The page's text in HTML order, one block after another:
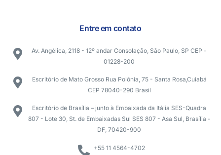
Entre em contato
Av. Angélica, 2118 - 12º andar Consolação, São Paulo, SP CEP -
01228-200
Escritório de Mato Grosso Rua Polônia, 75 - Santa Rosa,Cuiabá
CEP 78040-290 Brasil
Escritório de Brasília – junto à Embaixada da Itália SES-Quadra
807 - Lote 30, St. de Embaixadas Sul SES 807 - Asa Sul, Brasília -
DF, 70420-900
+55 11 4564-4702